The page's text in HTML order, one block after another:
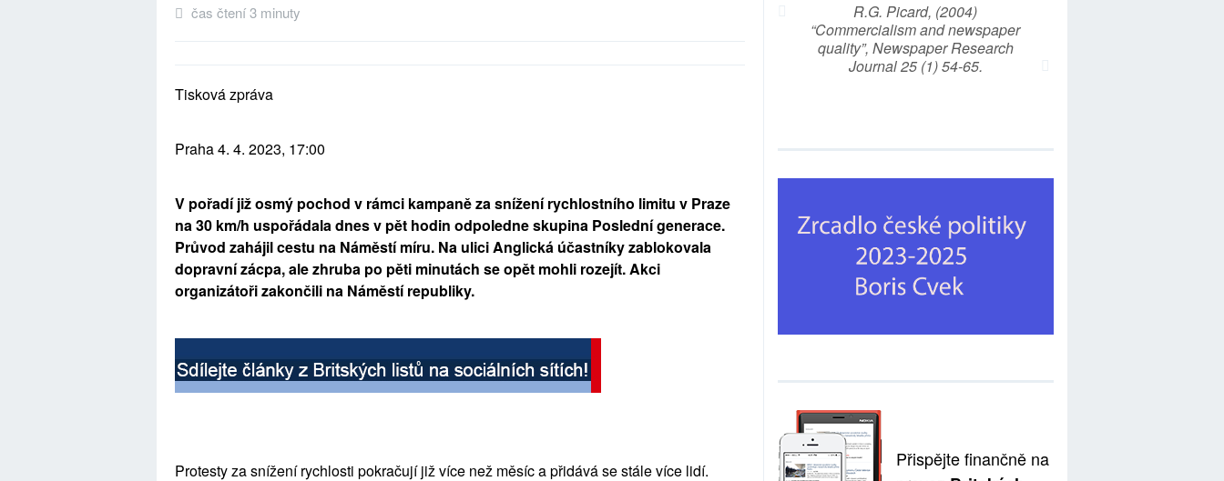
čas čtení 3 minuty
Tisková zpráva
Praha 4. 4. 2023, 17:00
V pořadí již osmý pochod v rámci kampaně za snížení rychlostního limitu v Praze
na 30 km/h uspořádala dnes v pět hodin odpoledne skupina Poslední generace.
Průvod zahájil cestu na Náměstí míru. Na ulici Anglická účastníky zablokovala
dopravní zácpa, ale zhruba po pěti minutách se opět mohli rozejít. Akci
organizátoři zakončili na Náměstí republiky.
Protesty za snížení rychlosti pokračují již více než měsíc a přidává se stále více lidí.
R.G. Picard, (2004)
“Commercialism and newspaper
quality”, Newspaper Research
Journal 25 (1) 54-65.
Přispějte finančně na